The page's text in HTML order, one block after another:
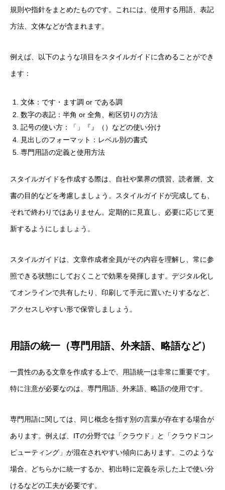
規則や指針をまとめたものです。これには、使用する用語、表記
方法、文体などが含まれます。
例えば、以下のような項目をスタイルガイドに含めることができ
ます：
文体：です・ます調 or である調
数字の表記：半角 or 全角、桁区切りの方法
記号の使い方：「」『』（）などの使い分け
見出しのフォーマット：レベル別の書式
専門用語の定義と使用方法
スタイルガイドを作成する際は、自社や業界の慣習、読者層、文
書の目的などを考慮しましょう。スタイルガイドが完成しても、
それで終わりではありません。定期的に見直し、必要に応じて更
新するようにしましょう。
スタイルガイドは、文章作成者全員がその内容を理解し、常に参
照できる状態にしておくことで効果を発揮します。デジタル化し
てオンラインで共有したり、印刷して手元に置いたりするなど、
アクセスしやすい形で保管しましょう。
用語の統一（専門用語、外来語、略語など）
一貫性のある文章を作成する上で、用語統一は非常に重要です。
特に注意が必要なのは、専門用語、外来語、略語の使用です。
専門用語に関しては、同じ概念を指す別の言葉が存在する場合が
あります。例えば、ITの分野では「クラウド」と「クラウドコン
ピューティング」が混在されやすい傾向にあります。このような
場合、どちらかに統一するか、初出時に定義を示した上で使い分
けるなどの工夫が必要です。